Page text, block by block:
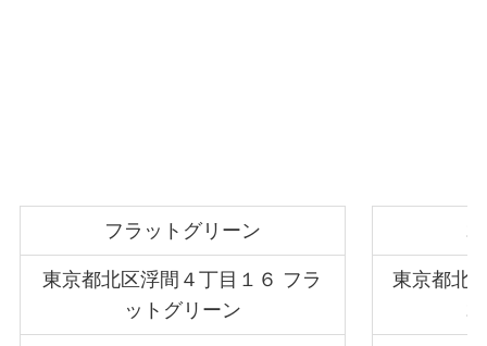
フラットグリーン
東京都北区浮間４丁目１６ フラ
ットグリーン
東京都北